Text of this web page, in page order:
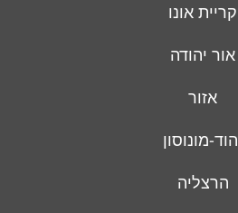
קריית אונו
אור יהודה
אזור
מונוסון
הרצליה